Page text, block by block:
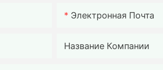
Электронная Почта
Название Компании